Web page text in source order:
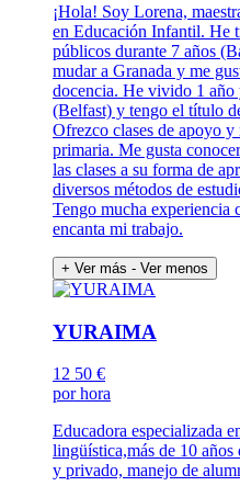
¡Hola! Soy Lorena,
en Educación Infantil. He
públicos durante 7 años
mudar a Granada y me
docencia. He vivido 1
(Belfast) y tengo el título
Ofrezco clases de apoyo y
primaria. Me gusta
las clases a su forma de
diversos métodos de
Tengo mucha experiencia
encanta mi trabajo.
+ Ver más - Ver menos
YURAIMA
12 50 €
por hora
Educadora especializada
lingüística,más de 10
y privado, manejo de